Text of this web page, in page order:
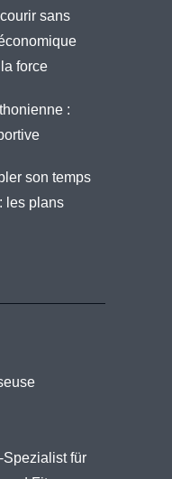
sans
force
:
son temps
les plans
für